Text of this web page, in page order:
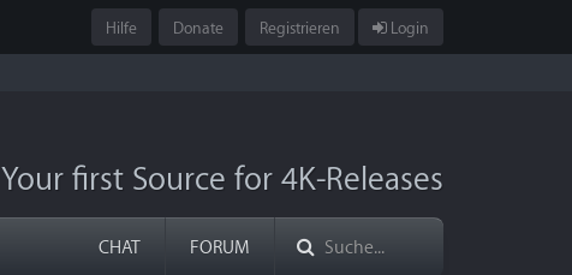
Hilfe Donate Registrieren Login
Your first Source for 4K-Releases
CHAT FORUM